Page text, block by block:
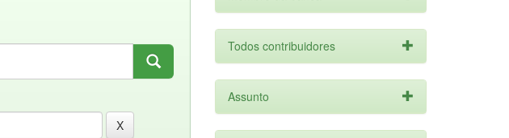
Todos contribuidores
Assunto